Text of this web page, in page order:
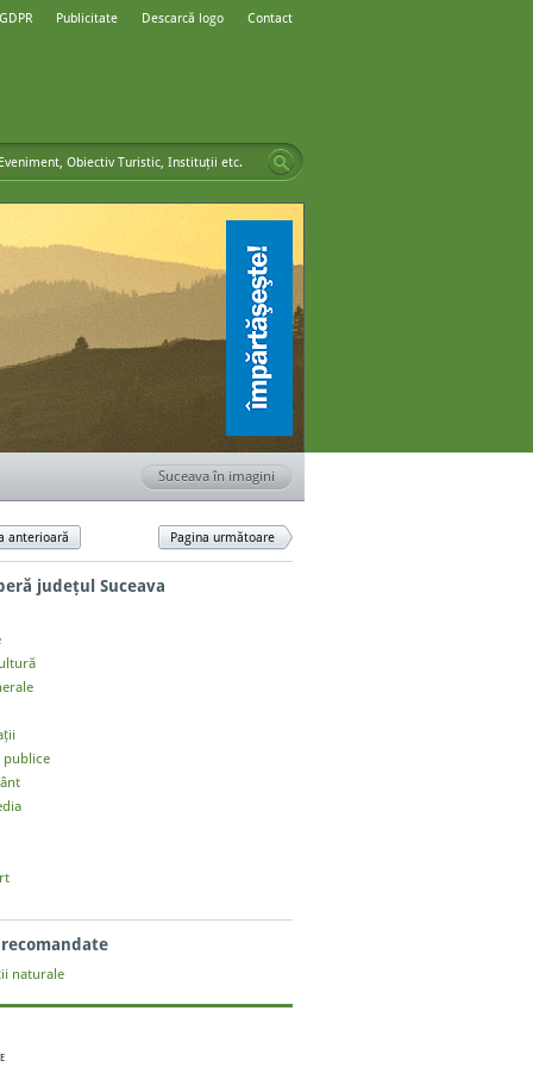
Publicitate Descarcă logo Contact
Suceava în imagini
Pagina următoare
anterioară
județul Suceava
naturale